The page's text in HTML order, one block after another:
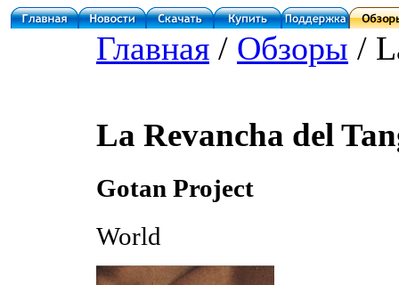
Главная / Обзоры /
La Revancha del
Gotan Project
World